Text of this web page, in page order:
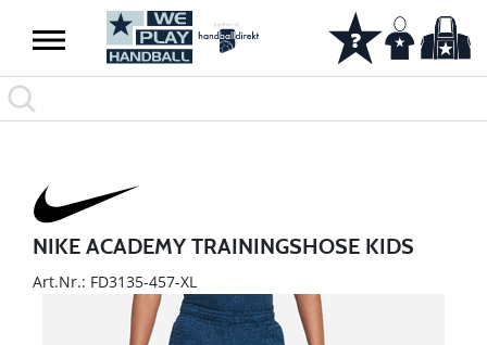
NIKE ACADEMY TRAININGSHOSE KIDS
Art.Nr.: FD3135-457-XL